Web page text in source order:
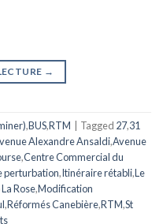
→
,BUS,RTM Tagged 27,31
Alexandre Ansaldi,Avenue
,Centre Commercial du
perturbation,Itinéraire rétabli,Le
Rose,Modification
,Réformés Canebière,RTM,St